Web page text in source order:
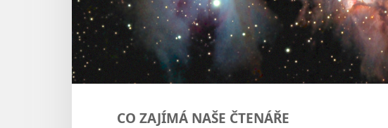
CO ZAJÍMÁ NAŠE ČTENÁŘE